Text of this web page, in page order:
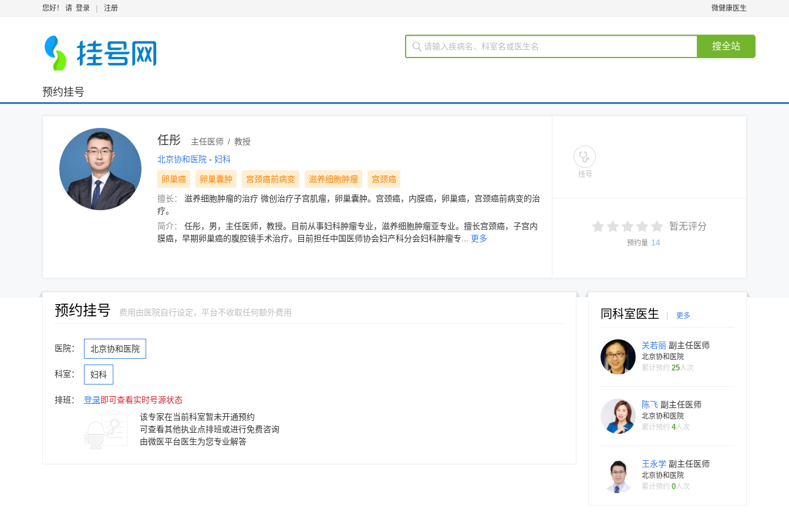
您好！ 请 登录 | 注册 微健康医生
搜全站
预约挂号
任彤 主任医师 / 教授
北京协和医院 - 妇科
卵巢癌 卵巢囊肿 宫颈癌前病变 滋养细胞肿瘤 宫颈癌
擅长：
滋养细胞肿瘤的治疗 微创治疗子宫肌瘤，卵巢囊肿。宫颈癌，内膜癌，卵巢癌，宫颈癌前病变的治
疗。
简介：
任彤，男，主任医师，教授。目前从事妇科肿瘤专业，滋养细胞肿瘤亚专业。擅长宫颈癌，子宫内
膜癌，早期卵巢癌的腹腔镜手术治疗。目前担任中国医师协会妇产科分会妇科肿瘤专...
更多
挂号
暂无评分
预约量 14
预约挂号 费用由医院自行设定，平台不收取任何额外费用
医院： 北京协和医院
科室： 妇科
排班： 登录即可查看实时号源状态
该专家在当前科室暂未开通预约
可查看其他执业点排班或进行免费咨询
由微医平台医生为您专业解答
同科室医生 更多
关若丽 副主任医师
北京协和医院
累计预约 25人次
陈飞 副主任医师
北京协和医院
累计预约 4人次
王永学 副主任医师
北京协和医院
累计预约 0人次